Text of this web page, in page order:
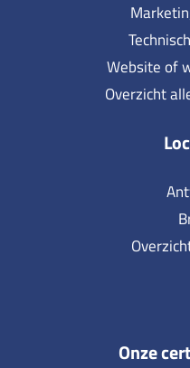
Website of
Overzicht
Onze